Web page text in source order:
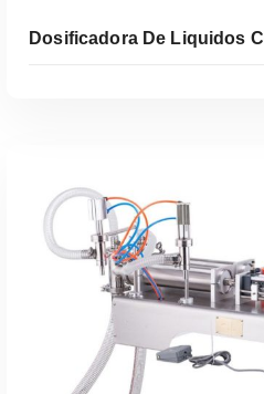
Dosificadora De Liquidos